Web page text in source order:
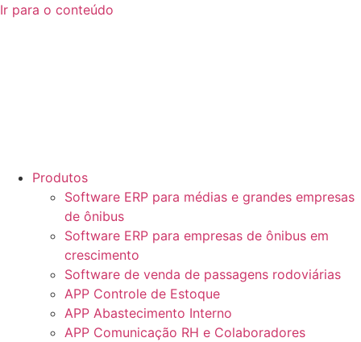
Ir para o conteúdo
Produtos
Software ERP para médias e grandes empresas
de ônibus
Software ERP para empresas de ônibus em
crescimento
Software de venda de passagens rodoviárias
APP Controle de Estoque
APP Abastecimento Interno
APP Comunicação RH e Colaboradores